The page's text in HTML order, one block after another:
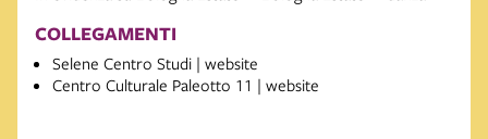
COLLEGAMENTI
Selene Centro Studi | website
Centro Culturale Paleotto 11 | website